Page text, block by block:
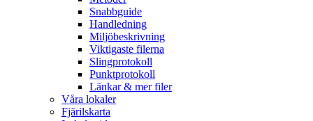
Snabbguide
Handledning
Miljöbeskrivning
Viktigaste filerna
Slingprotokoll
Punktprotokoll
Länkar & mer filer
Våra lokaler
Fjärilskarta